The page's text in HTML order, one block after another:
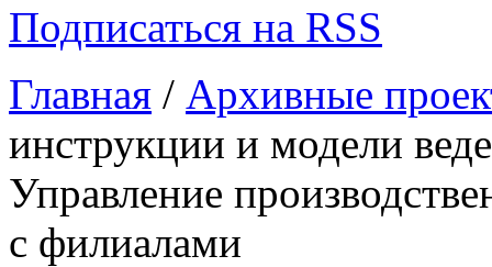
Подписаться на RSS
Главная / Архивные
инструкции и модели
Управление
с филиалами